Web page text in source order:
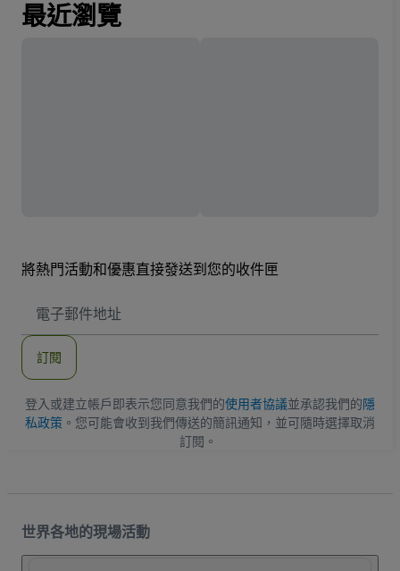
最近瀏覽
將熱門活動和優惠直接發送到您的收件匣
子
地
訂閱
登入或建立帳戶即表示您同意我們的使用者協議並承認我們的隱
私政策 。您可能會收到我們傳送的簡訊通知，並可隨時選擇取消
訂閱。
世界各地的現場活動